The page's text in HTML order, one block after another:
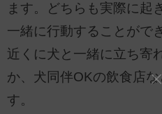
ます。どちらも実際に起
一緒に行動することがで
近くに犬と一緒に立ち寄
か、犬同伴OKの飲食店
す。